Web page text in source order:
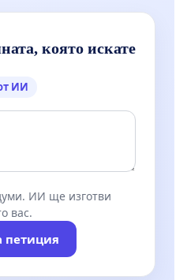
която искате
ИИ
ИИ ще изготви
вас.
петиция